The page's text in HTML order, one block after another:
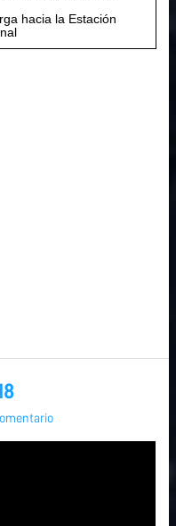
hacia la Estación